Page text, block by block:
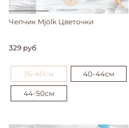
Чепчик Mjölk Цветочки
329 руб
36-40см 40-44см
44-50см